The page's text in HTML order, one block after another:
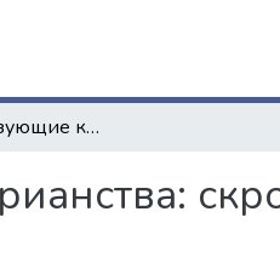
Дискурсообразующие концепты викторианства: скромность vs ханжество